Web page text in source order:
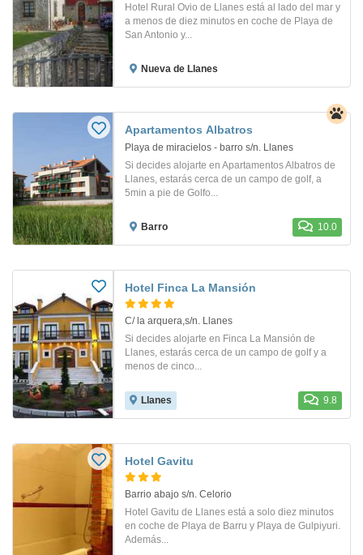
Hotel Rural Ovio de Llanes está al lado del mar y
a menos de diez minutos en coche de Playa de
San Antonio y...
Nueva de Llanes
Apartamentos Albatros
Playa de miracielos - barro s/n. Llanes
Si decides alojarte en Apartamentos Albatros de
Llanes, estarás cerca de un campo de golf, a
5min a pie de Golfo...
Barro 10.0
Hotel Finca La Mansión
C/ la arquera,s/n. Llanes
Si decides alojarte en Finca La Mansión de
Llanes, estarás cerca de un campo de golf y a
menos de cinco...
Llanes 9.8
Hotel Gavitu
Barrio abajo s/n. Celorio
Hotel Gavitu de Llanes está a solo diez minutos
en coche de Playa de Barru y Playa de Gulpiyuri.
Además...